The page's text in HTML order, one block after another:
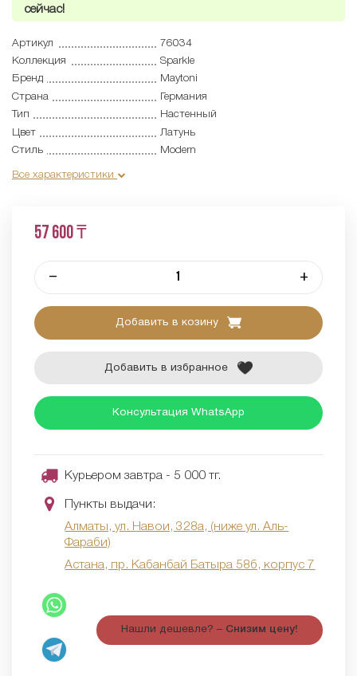
сейчас!
Артикул
76034
Коллекция
Sparkle
Бренд
Maytoni
Страна
Германия
Тип
Настенный
Цвет
Латунь
Стиль
Modern
Все характеристики
57 600 ₸
– +
Добавить в козину
Добавить в избранное
Консультация WhatsApp
Курьером завтра - 5 000 тг.
Пункты выдачи:
Алматы, ул. Навои, 328а, (ниже ул. Аль-
Фараби)
Астана, пр. Кабанбай Батыра 58б, корпус 7
Нашли дешевле? – Снизим цену!